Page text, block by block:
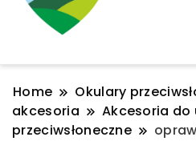
Home Okulary
akcesoria
Akcesoria do
przeciwsłoneczne